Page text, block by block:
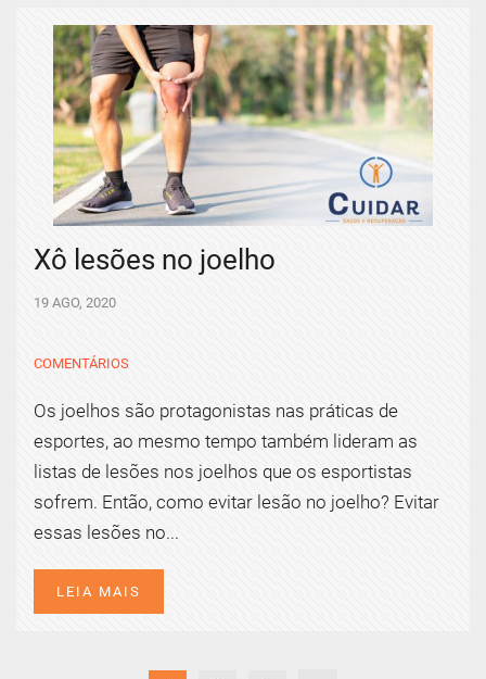
Xô lesões no joelho
19 AGO, 2020
COMENTÁRIOS
Os joelhos são protagonistas nas práticas de
esportes, ao mesmo tempo também lideram as
listas de lesões nos joelhos que os esportistas
sofrem. Então, como evitar lesão no joelho? Evitar
essas lesões no...
LEIA MAIS